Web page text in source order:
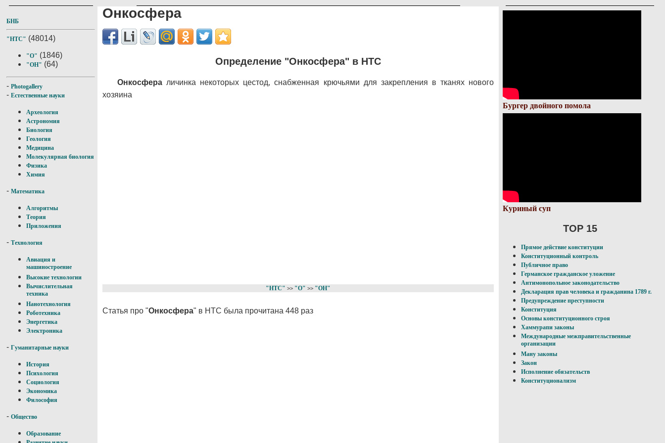
БНБ
"НТС" (48014)
"О" (1846)
"ОН" (64)
- Photogallery
- Естественные науки
Археология
Астрономия
Биология
Геология
Медицина
Молекулярная биология
Физика
Химия
- Математика
Алгоритмы
Теория
Приложения
- Технология
Авиация и
машиностроение
Высокие технологии
Вычислительная
техника
Нанотехнология
Роботехника
Энергетика
Электроника
- Гуманитарные науки
История
Психология
Социология
Экономика
Философия
- Общество
Образование
Онкосфера
Определение "Онкосфера" в НТС
Онкосфера личинка некоторых цестод, снабженная крючьями для закрепления в тканях нового
хозяина
"НТС" >> "О" >> "ОН"
Статья про "Онкосфера" в НТС была прочитана 448 раз
Бургер двойного помола
Куриный суп
TOP 15
Прямое действие конституции
Конституционный контроль
Публичное право
Германское гражданское уложение
Антимонопольное законодательство
Декларация прав человека и гражданина 1789 г.
Предупреждение преступности
Конституция
Основы конституционного строя
Хаммурапи законы
Международные межправительственные
организации
Ману законы
Закон
Исполнение обязательств
Конституционализм